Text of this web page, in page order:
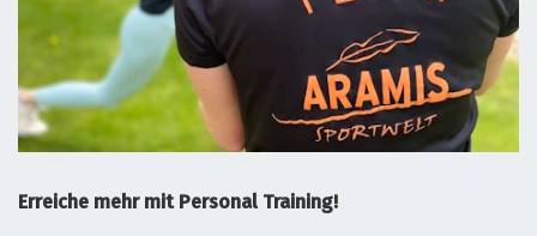
Erreiche mehr mit Personal Training!